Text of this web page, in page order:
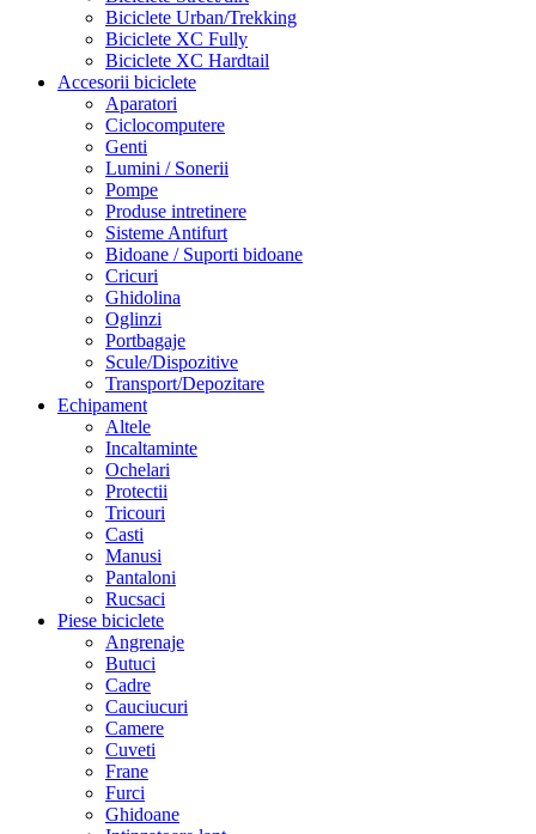
Biciclete Urban/Trekking
Biciclete XC Fully
Biciclete XC Hardtail
Accesorii biciclete
Aparatori
Ciclocomputere
Genti
Lumini / Sonerii
Pompe
Produse intretinere
Sisteme Antifurt
Bidoane / Suporti bidoane
Cricuri
Ghidolina
Oglinzi
Portbagaje
Scule/Dispozitive
Transport/Depozitare
Echipament
Altele
Incaltaminte
Ochelari
Protectii
Tricouri
Casti
Manusi
Pantaloni
Rucsaci
Piese biciclete
Angrenaje
Butuci
Cadre
Cauciucuri
Camere
Cuveti
Frane
Furci
Ghidoane